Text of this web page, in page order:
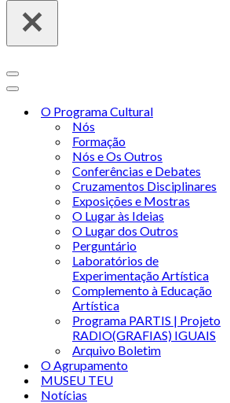
O Programa Cultural
Nós
Formação
Nós e Os Outros
Conferências e Debates
Cruzamentos Disciplinares
Exposições e Mostras
O Lugar às Ideias
O Lugar dos Outros
Perguntário
Laboratórios de
Experimentação Artística
Complemento à Educação
Artística
Programa PARTIS | Projeto
RADIO(GRAFIAS) IGUAIS
Arquivo Boletim
O Agrupamento
MUSEU TEU
Notícias